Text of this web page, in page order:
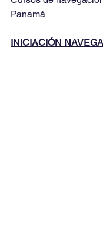
Panamá
INICIACIÓN